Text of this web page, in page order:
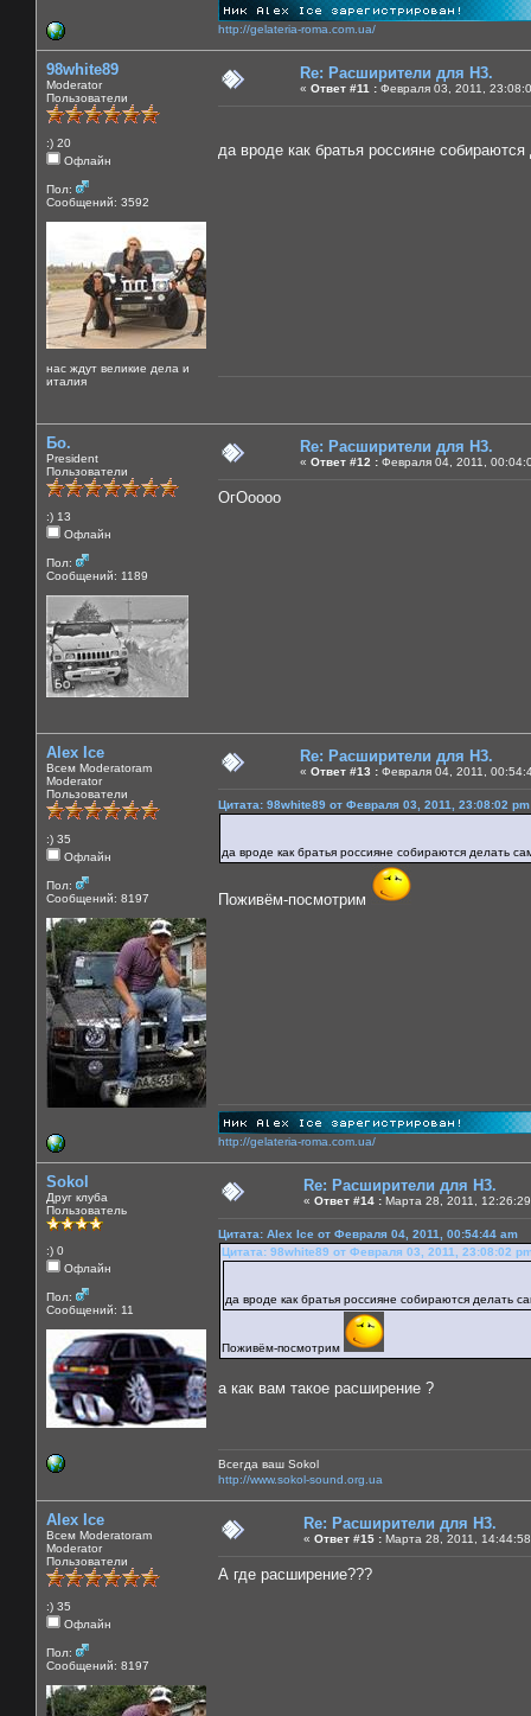
http://gelateria-roma.com.ua/
98white89
Moderator
Пользователи
:) 20
Офлайн
Пол:
Сообщений: 3592
нас ждут великие дела и
италия
Re: Расширители для Н3.
« Ответ #11 : Февраля 03, 2011,
да вроде как братья россияне
Бо.
President
Пользователи
:) 13
Офлайн
Пол:
Сообщений: 1189
Re: Расширители для Н3.
« Ответ #12 : Февраля 04, 2011,
ОгОоооо
Alex Ice
Всем Moderatoram
Moderator
Пользователи
:) 35
Офлайн
Пол:
Сообщений: 8197
Re: Расширители для Н3.
« Ответ #13 : Февраля 04, 2011,
Цитата: 98white89 от Февраля 03, 2011, 23:08:02 pm
да вроде как братья россияне собираются делать
Поживём-посмотрим
http://gelateria-roma.com.ua/
Sokol
Друг клуба
Пользователь
:) 0
Офлайн
Пол:
Сообщений: 11
Re: Расширители для Н3.
« Ответ #14 : Марта 28, 2011,
Цитата: Alex Ice от Февраля 04, 2011, 00:54:44 am
Цитата: 98white89 от Февраля 03, 2011, 23:08:02
да вроде как братья россияне собираются делать
Поживём-посмотрим
а как вам такое расширение ?
Всегда ваш Sokol
http://www.sokol-sound.org.ua
Alex Ice
Всем Moderatoram
Moderator
Пользователи
:) 35
Офлайн
Пол:
Сообщений: 8197
Re: Расширители для Н3.
« Ответ #15 : Марта 28, 2011,
А где расширение???